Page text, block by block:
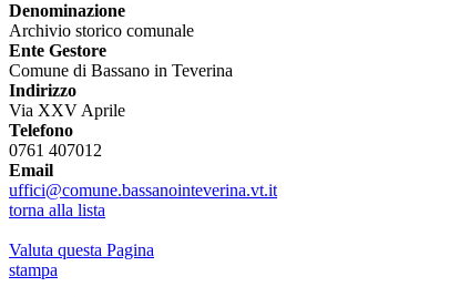
Denominazione
Archivio storico comunale
Ente Gestore
Comune di Bassano in Teverina
Indirizzo
Via XXV Aprile
Telefono
0761 407012
Email
uffici@comune.bassanointeverina.vt.it
torna alla lista
Valuta questa Pagina
stampa